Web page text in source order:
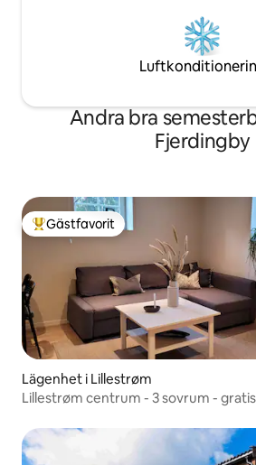
Andra bra
Fjerdingby
Populär gästfavorit
Gästfavorit
Lägenhet i Lillestrøm
Lillestrøm centrum - 3 sovrum -